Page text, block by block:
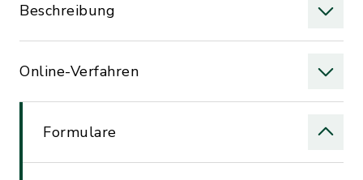
Beschreibung
Online-Verfahren
Formulare